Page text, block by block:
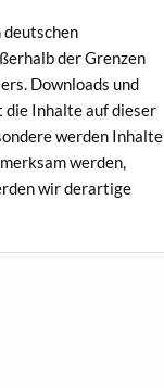
der Grenzen
Downloads und
die Inhalte auf dieser
werden Inhalte
werden,
wir derartige